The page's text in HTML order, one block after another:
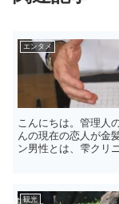
エンタメ
こんにちは。管理人
んの現在の恋人が金
ン男性とは、雫クリ
観光